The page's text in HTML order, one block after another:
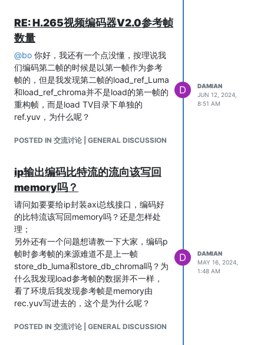
RE: H.265视频编码器V2.0参考帧
数量
@bo 你好，我还有一个点没懂，按理说我
们编码第二帧的时候是以第一帧作为参考
帧的，但是我发现第二帧的load_ref_Luma
和load_ref_chroma并不是load的第一帧的
重构帧，而是load TV目录下单独的
ref.yuv，为什么呢？
POSTED IN 交流讨论 | GENERAL DISCUSSION
D
DAMIAN
JUN 12, 2024,
8:51 AM
ip输出编码比特流的流向该写回
memory吗？
请问如要要给ip封装axi总线接口，编码好
的比特流该写回memory吗？还是怎样处
理；
另外还有一个问题想请教一下大家，编码p
帧时参考帧的来源难道不是上一帧
store_db_luma和store_db_chroma吗？为
什么我发现load参考帧的数据并不一样，
看了环境后我发现参考帧是memory由
rec.yuv写进去的，这个是为什么呢？
POSTED IN 交流讨论 | GENERAL DISCUSSION
D
DAMIAN
MAY 16, 2024,
1:48 AM